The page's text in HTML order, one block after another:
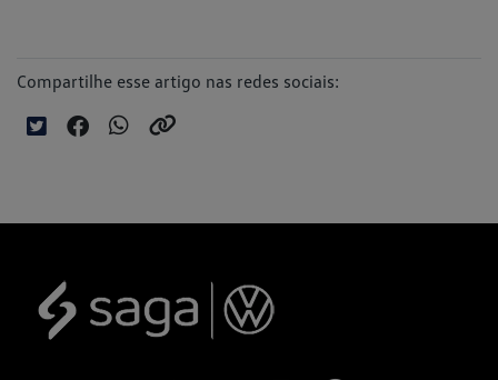
Compartilhe esse artigo nas redes sociais: